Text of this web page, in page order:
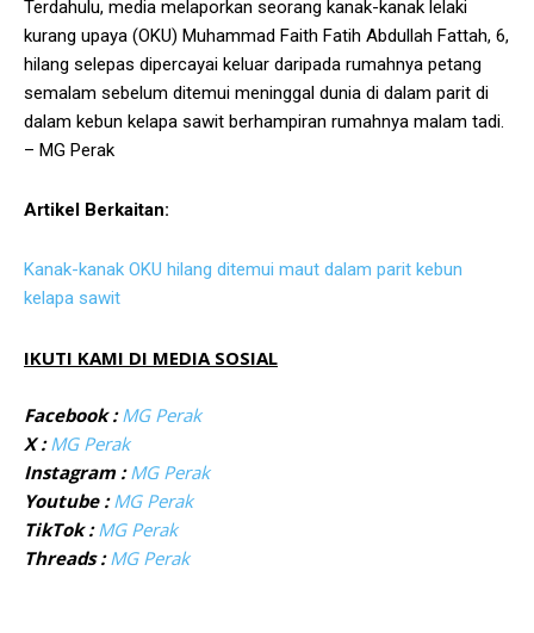
Terdahulu, media melaporkan seorang kanak-kanak lelaki
kurang upaya (OKU) Muhammad Faith Fatih Abdullah Fattah, 6,
hilang selepas dipercayai keluar daripada rumahnya petang
semalam sebelum ditemui meninggal dunia di dalam parit di
dalam kebun kelapa sawit berhampiran rumahnya malam tadi.
– MG Perak
Artikel Berkaitan:
Kanak-kanak OKU hilang ditemui maut dalam parit kebun
kelapa sawit
IKUTI KAMI DI MEDIA SOSIAL
Facebook : MG Perak
X : MG Perak
Instagram : MG Perak
Youtube : MG Perak
TikTok : MG Perak
Threads : MG Perak